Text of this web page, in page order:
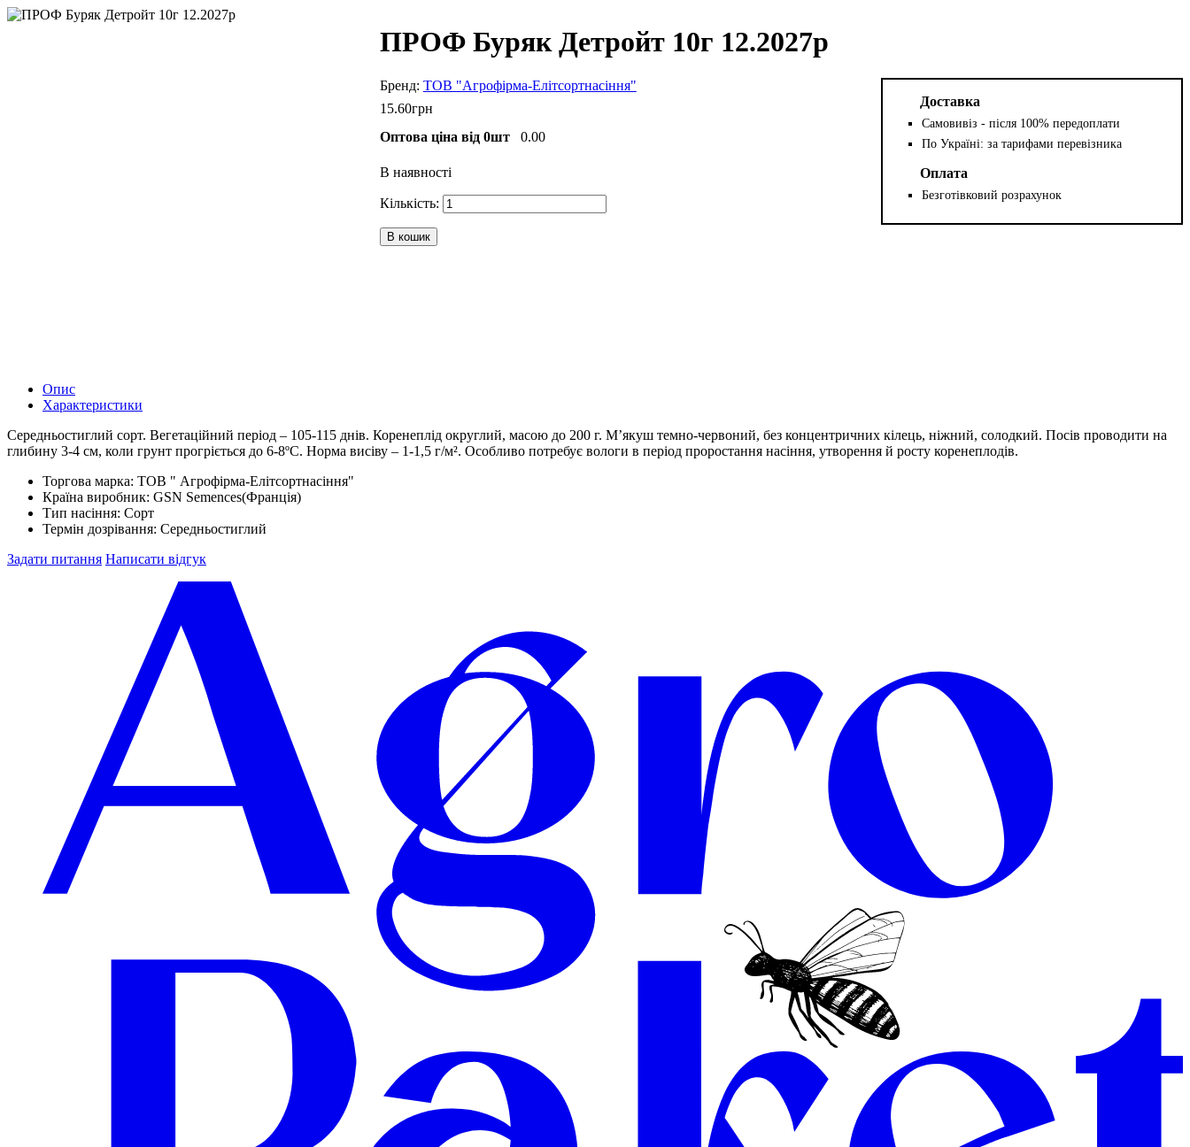
ПРОФ Буряк Детройт 10г 12.2027р
ТОВ "Агрофірма-Елітсортнасіння"
15.60грн
Оптова ціна від 0шт
0.00
В наявності
В кошик
Доставка
Самовивіз - після 100% передоплати
По Україні: за тарифами перевізника
Оплата
Безготівковий розрахунок
Опис
Характеристики
Середньостиглий сорт. Вегетаційний період – 105-115 днів. Коренеплід округлий, масою до 200 г. М’якуш темно-червоний, без концентричних кілець, ніжний, солодкий. Посів проводити на
глибину 3-4 см, коли грунт прогріється до 6-8ºС. Норма висіву – 1-1,5 г/м². Особливо потребує вологи в період проростання насіння, утворення й росту коренеплодів.
Торгова марка: ТОВ " Агрофірма-Елітсортнасіння"
Країна виробник: GSN Semences(Франція)
Тип насіння: Сорт
Термін дозрівання: Середньостиглий
Задати питання Написати відгук